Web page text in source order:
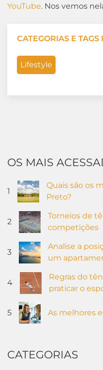
YouTube. Nos vemos
CATEGORIAS E
Lifestyle
OS MAIS
1
Quais são os
Preto?
2
Torneios de
competições
3
Analise a
um
4
Regras do
praticar o
5 As melhores
CATEGORIAS